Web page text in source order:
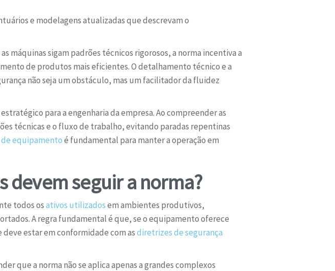
e modelagens atualizadas que descrevam o
máquinas sigam padrões técnicos rigorosos, a norma incentiva a
de produtos mais eficientes. O detalhamento técnico e a
não seja um obstáculo, mas um facilitador da fluidez
para a engenharia da empresa. Ao compreender as
técnicas e o fluxo de trabalho, evitando paradas repentinas
equipamentoé fundamental para manter a operação em
devem seguir a norma?
todos osativos utilizadosem ambientes produtivos,
A regra fundamental é que, se o equipamento oferece
estar em conformidade com asdiretrizes de segurança
que a norma não se aplica apenas a grandes complexos